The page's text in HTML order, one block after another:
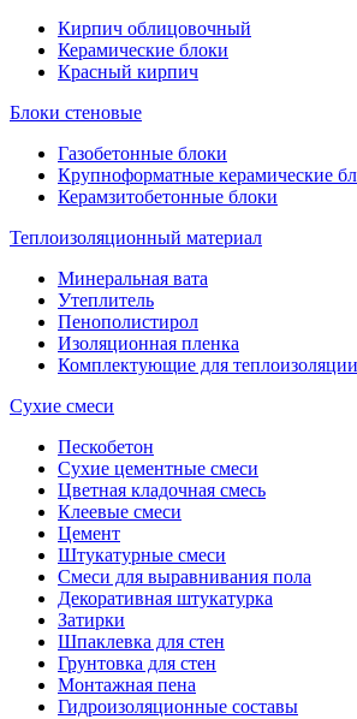
Кирпич облицовочный
Керамические блоки
Красный кирпич
Блоки стеновые
Газобетонные блоки
Крупноформатные керамические
Керамзитобетонные блоки
Теплоизоляционный материал
Минеральная вата
Утеплитель
Пенополистирол
Изоляционная пленка
Комплектующие для теплоизоляции
Сухие смеси
Пескобетон
Сухие цементные смеси
Цветная кладочная смесь
Клеевые смеси
Цемент
Штукатурные смеси
Смеси для выравнивания пола
Декоративная штукатурка
Затирки
Шпаклевка для стен
Грунтовка для стен
Монтажная пена
Гидроизоляционные составы